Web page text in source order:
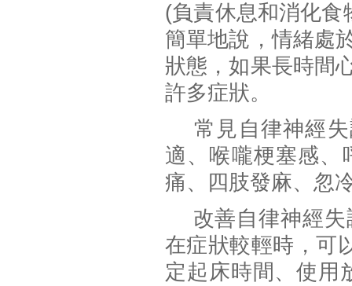
(負責休息和消化食
簡單地說，情緒處
狀態，如果長時間
許多症狀。
常見自律神經失
適、喉嚨梗塞感、
痛、四肢發麻、忽
改善自律神經失
在症狀較輕時，可
定起床時間、使用